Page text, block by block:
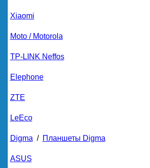
Xiaomi
Moto / Motorola
TP-LINK Neffos
Elephone
ZTE
LeEco
Digma / Планшеты Digma
ASUS